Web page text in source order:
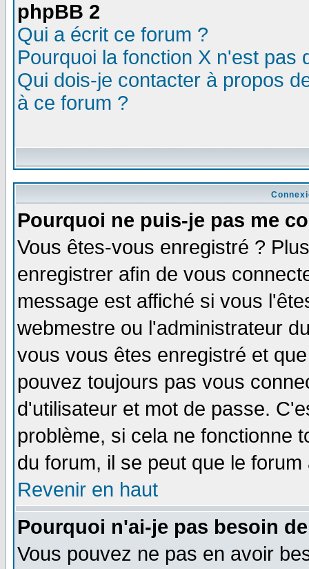
phpBB 2
Qui a écrit ce forum ?
Pourquoi la fonction X n'est pas
Qui dois-je contacter à propos
à ce forum ?
Pourquoi ne puis-je pas me
Vous êtes-vous enregistré ?
enregistrer afin de vous
message est affiché si vous
webmestre ou l'administrateur
vous vous êtes enregistré et
pouvez toujours pas vous
d'utilisateur et mot de passe.
problème, si cela ne fonctionne
du forum, il se peut que le
Revenir en haut
Pourquoi n'ai-je pas besoin
Vous pouvez ne pas en avoir